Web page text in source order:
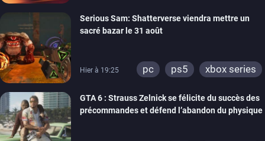
xbox one
switch 2
Serious Sam: Shatterverse viendra mettre un
sacré bazar le 31 août
Hier à 19:25 pc ps5 xbox series
GTA 6 : Strauss Zelnick se félicite du succès des
précommandes et défend l’abandon du physique